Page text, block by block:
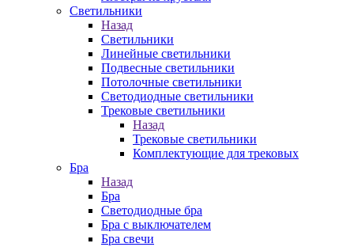
Светильники
Назад
Светильники
Линейные светильники
Подвесные светильники
Потолочные светильники
Светодиодные светильники
Трековые светильники
Назад
Трековые светильники
Комплектующие для трековых
Бра
Назад
Бра
Светодиодные бра
Бра с выключателем
Бра свечи